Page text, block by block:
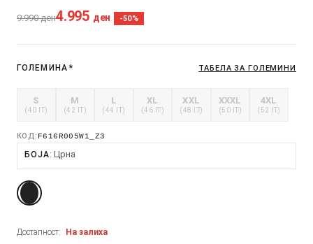
9.990ден4.995 ден -50%
ГОЛЕМИНА * ТАБЕЛА ЗА ГОЛЕМИНИ
S
(40 IT)
M
(42 IT)
L
(44 IT)
XL
(46 IT)
XXL
(48 IT)
XXXL
(50 IT)
4XL
(52 IT)
КОД: F616R005W1_Z3
БОЈА Црна
Достапност: На залиха